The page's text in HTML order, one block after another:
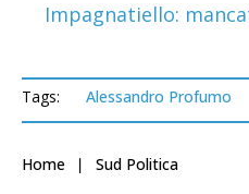
Impagnatiello:
Tags: Alessandro Profumo
Home Sud Politica